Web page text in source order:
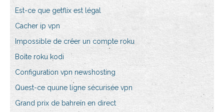
Est-ce que getflix est légal
Cacher ip vpn
Impossible de créer un compte roku
Boîte roku kodi
Configuration vpn newshosting
Quest-ce quune ligne sécurisée vpn
Grand prix de bahreïn en direct